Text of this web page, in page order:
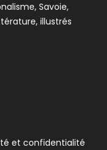
Savoie,
illustrés
et confidentialité